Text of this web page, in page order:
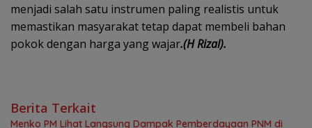
menjadi salah satu instrumen paling realistis untuk
memastikan masyarakat tetap dapat membeli bahan
pokok dengan harga yang wajar.(H Rizal).
Berita Terkait
Menko PM Lihat Langsung Dampak Pemberdayaan PNM di